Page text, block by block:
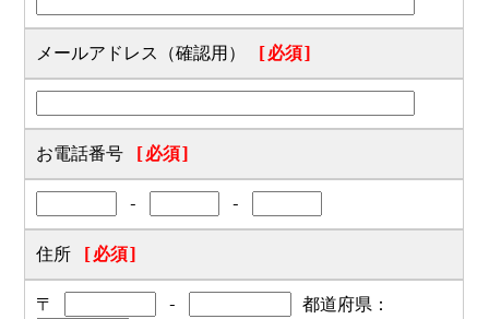
メールアドレス（確認用） [必須]
お電話番号 [必須]
- -
住所 [必須]
〒 -
都道府県：